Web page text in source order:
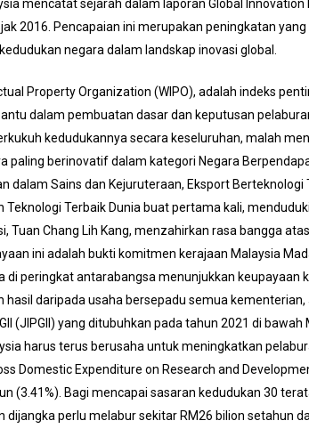
mencatat sejarah dalam laporan Global
2016. Pencapaian ini merupakan peningkatan
negara dalam landskap inovasi global.
Property Organization (WIPO), adalah indeks
dalam pembuatan dasar dan keputusan
kedudukannya secara keseluruhan, malah
paling berinovatif dalam kategori Negara
dalam Sains dan Kejuruteraan, Eksport
Terbaik Dunia buat pertama kali,
Tuan Chang Lih Kang, menzahirkan rasa bangga
ini adalah bukti komitmen kerajaan Malaysia
di peringkat antarabangsa menunjukkan
hasil daripada usaha bersepadu semua
(JIPGII) yang ditubuhkan pada tahun 2021 di bawah
harus terus berusaha untuk meningkatkan
Domestic Expenditure on Research and
(3.41%). Bagi mencapai sasaran kedudukan 30
dijangka perlu melabur sekitar RM26 bilion setahun